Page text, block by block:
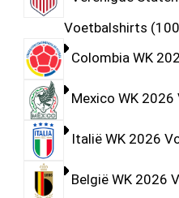
Voetbalshirts
Colombia WK
Mexico WK
Italië WK 2026
België WK 2026